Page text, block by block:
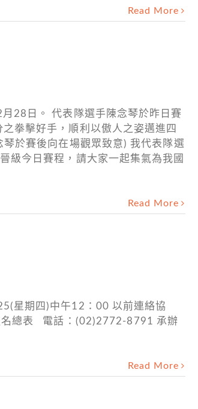
Read More
28日。 代表隊選手陳念琴於昨日賽
拳擊好手，順利以傲人之姿邁進四
於賽後向在場觀眾致意) 我代表隊選
級今日賽程，請大家一起集氣為我國
Read More
星期四)中午12：00 以前連絡協
名總表 電話：(02)2772-8791 承辦
Read More